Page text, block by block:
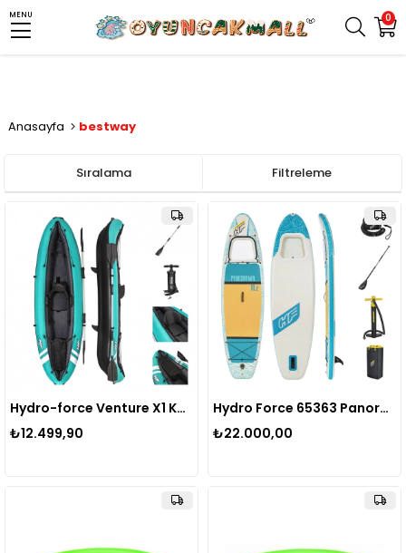
0
MENU
Anasayfa bestway
Filtreleme
Sıralama
Hydro-force Venture X1 Kayak Tek Kişilik Şişme Kano Set Turkuaz
₺12.499,90
Hydro Force 65363 Panorama Şişme Sup Paddle Board Set 340x89x15 Cm
₺22.000,00